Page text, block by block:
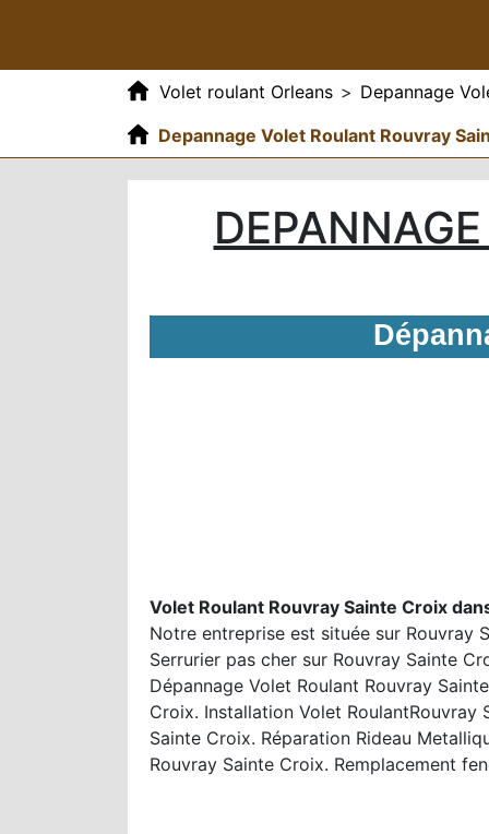
Volet roulant Orleans > Depannage
Depannage Volet Roulant Rouvray
Volet Roulant Rouvray Sainte Croix
Notre entreprise est située sur Rouvray
Serrurier pas cher sur Rouvray Sainte
Dépannage Volet Roulant Rouvray
Croix. Installation Volet RoulantRouvray
Sainte Croix. Réparation Rideau
Rouvray Sainte Croix. Remplacement